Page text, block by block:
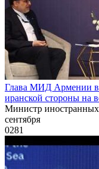
Глава МИД Армении
иранской стороны на
Министр
сентября
0281